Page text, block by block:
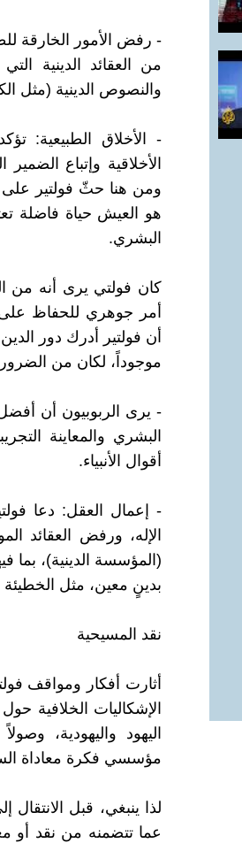
- رفض الأمور الخارقة
من العقائد الدينية
والنصوص الدينية (مثل
- الأخلاق الطبيعية:
الأخلاقية وإتباع
ومن هنا حثّ فولتير على
هو العيش حياة فاضلة
البشري.
كان فولتي يرى أنه من
أمر جوهري للحفاظ على
أن فولتير أدرك دور
موجوداً، لكان من
- يرى الربوبيون أن
البشري والمعاينة
أقوال الأنبياء.
- إعمال العقل: دعا
الإله، ورفض العقائد
(المؤسسة الدينية)، بما
بدينٍ معين، مثل الخطيئة
نقد المسيحية
أثارت أفكار ومواقف
الإشكاليات الخلافية
اليهود واليهودية،
مؤسسي فكرة معاداة
لذا ينبغي، قبل
عما تتضمنه من نقد أو